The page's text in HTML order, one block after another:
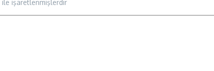
ile işaretlenmişlerdir